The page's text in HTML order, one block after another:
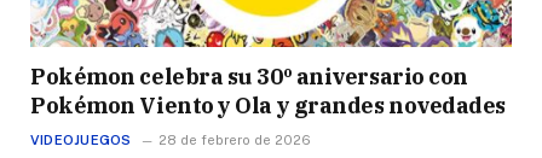
Pokémon celebra su 30º aniversario con
Pokémon Viento y Ola y grandes novedades
VIDEOJUEGOS 28 de febrero de 2026